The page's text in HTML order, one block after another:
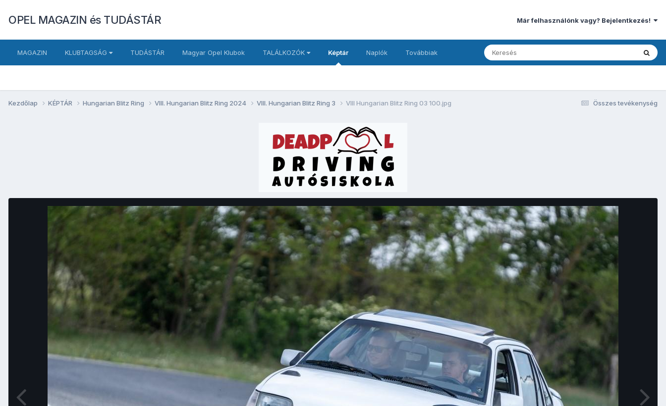
OPEL MAGAZIN és TUDÁSTÁR Már felhasználónk vagy? Bejelentkezés!
MAGAZIN KLUBTAGSÁG TUDÁSTÁR Magyar Opel Klubok TALÁLKOZÓK Képtár Naplók Továbbiak
Összes tevékenység
Kezdőlap KÉPTÁR Hungarian Blitz Ring VIII. Hungarian Blitz Ring 2024 VIII. Hungarian Blitz Ring 3 VIII Hungarian Blitz Ring 03 100.jpg